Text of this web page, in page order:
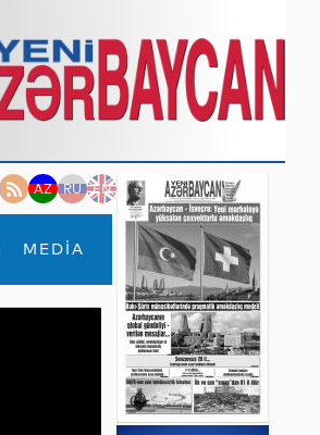
AZ RU EN
MEDİA
×